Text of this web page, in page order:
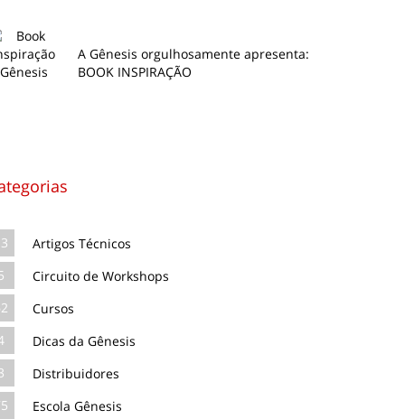
A Gênesis orgulhosamente apresenta:
BOOK INSPIRAÇÃO
Artigos Técnicos
Circuito de Workshops
Cursos
Dicas da Gênesis
Distribuidores
Escola Gênesis